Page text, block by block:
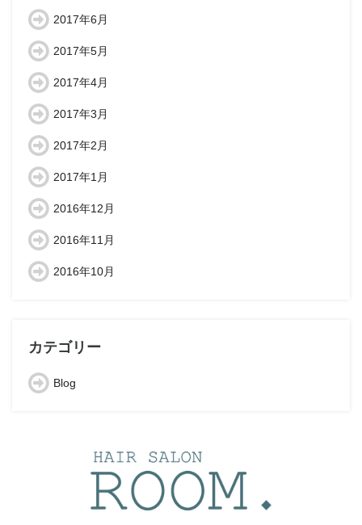
2017年6月
2017年5月
2017年4月
2017年3月
2017年2月
2017年1月
2016年12月
2016年11月
2016年10月
カテゴリー
Blog